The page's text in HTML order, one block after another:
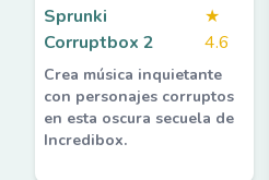
Sprunki
Corruptbox 2
★
4.6
Crea música inquietante
con personajes corruptos
en esta oscura secuela de
Incredibox.